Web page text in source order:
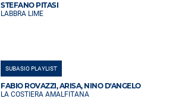
STEFANO PITASI
LABBRA LIME
SUBASIO PLAYLIST
FABIO ROVAZZI, ARISA, NINO D'ANGELO
LA COSTIERA AMALFITANA